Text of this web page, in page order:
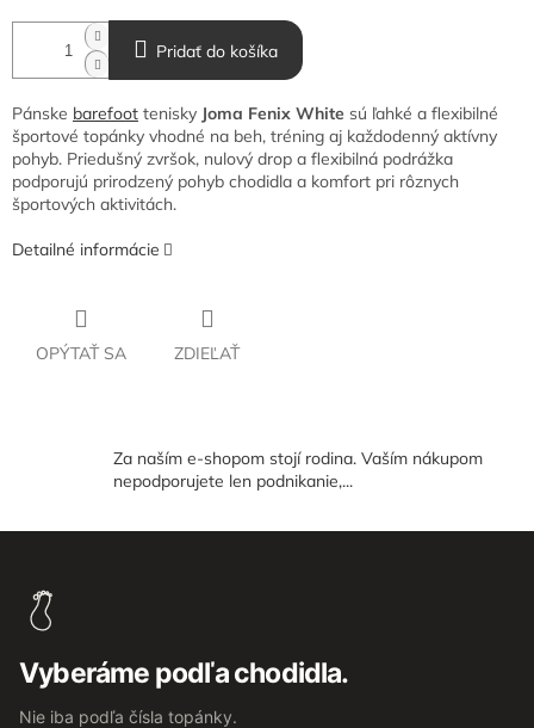
Pridať do košíka
Pánske barefoot tenisky Joma Fenix White sú ľahké a flexibilné
športové topánky vhodné na beh, tréning aj každodenný aktívny
pohyb. Priedušný zvršok, nulový drop a flexibilná podrážka
podporujú prirodzený pohyb chodidla a komfort pri rôznych
športových aktivitách.
Detailné informácie
OPÝTAŤ SA ZDIEĽAŤ
Za naším e-shopom stojí rodina. Vaším nákupom
nepodporujete len podnikanie,...
Vyberáme podľa chodidla.
Nie iba podľa čísla topánky.